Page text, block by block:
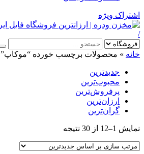
اشتراک ویژه
/
خانه » محصولات برچسب خورده “موکاپ”
جدیدترین
محبوب‌ترین
پرفروش‌ترین
ارزان‌ترین
گران‌ترین
نمایش 1–12 از 30 نتیجه
latest